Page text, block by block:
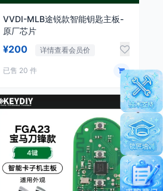
VVDI-MLB途锐款智能钥匙主板-
原厂芯片
¥200 详情查看会员价
已售 20 件